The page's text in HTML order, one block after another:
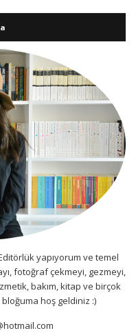
yapıyorum ve temel
fotoğraf çekmeyi, gezmeyi,
bakım, kitap ve birçok
hoş geldiniz :)